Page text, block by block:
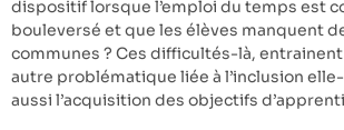
dispositif lorsque l’emploi du temps est
bouleversé et que les élèves manquent
communes ? Ces difficultés-là,
autre problématique liée à l’inclusion
aussi l’acquisition des objectifs